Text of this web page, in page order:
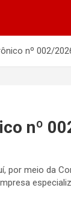
nº 002/
nº
por meio da